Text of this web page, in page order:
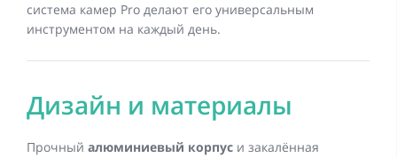
система камер Pro делают его универсальным
инструментом на каждый день.
Дизайн и материалы
Прочный алюминиевый корпус и закалённая